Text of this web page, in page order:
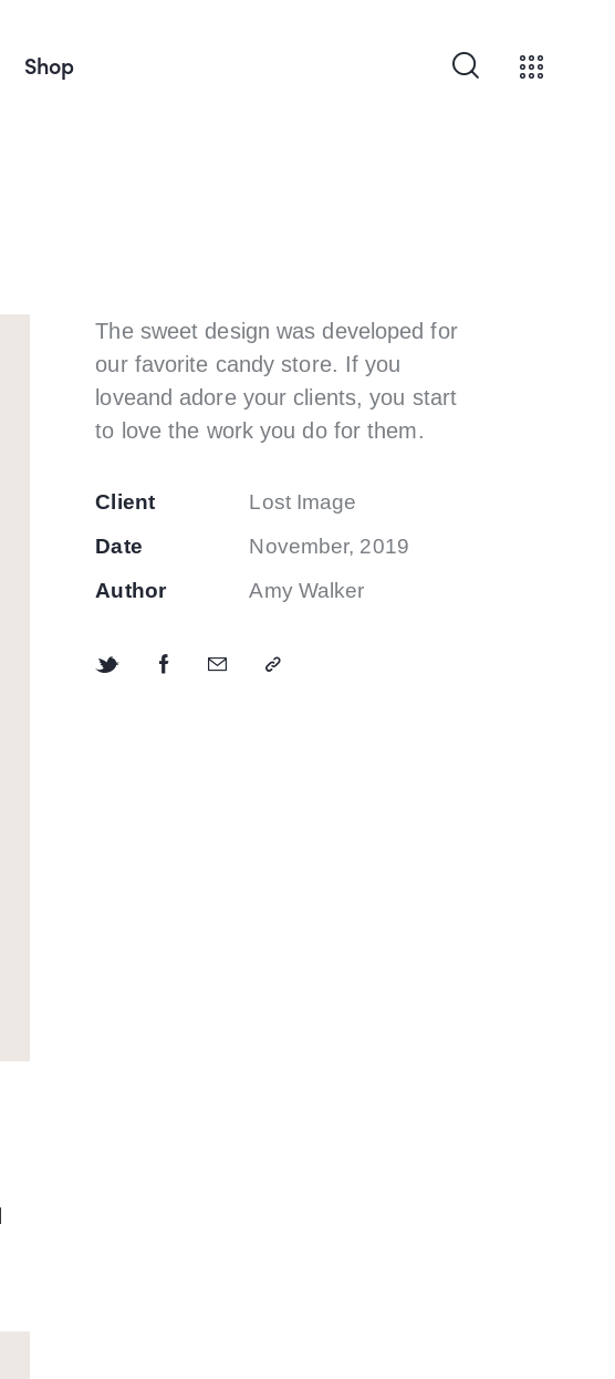
Shop
The sweet design was developed for
our favorite candy store. If you
loveand adore your clients, you start
to love the work you do for them.
Client
Lost Image
Date
November, 2019
Author
Amy Walker